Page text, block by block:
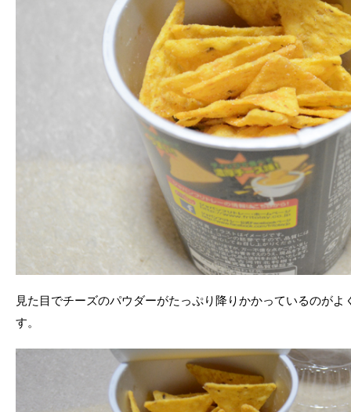
見た目でチーズのパウダーがたっぷり降りかかっているのが
す。